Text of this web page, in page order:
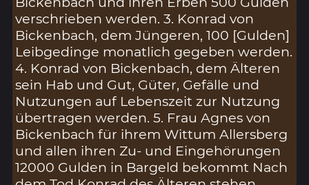
verschrieben werden. 3. Konrad von
Bickenbach, dem Jüngeren, 100 [Gulden]
Leibgedinge monatlich gegeben werden.
4. Konrad von Bickenbach, dem Älteren
sein Hab und Gut, Güter, Gefälle und
Nutzungen auf Lebenszeit zur Nutzung
übertragen werden. 5. Frau Agnes von
Bickenbach für ihrem Wittum Allersberg
und allen ihren Zu- und Eingehörungen
12000 Gulden in Bargeld bekommt Nach